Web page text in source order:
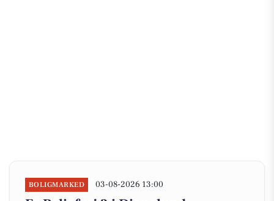
BOLIGMARKED 03-08-2026 13:00